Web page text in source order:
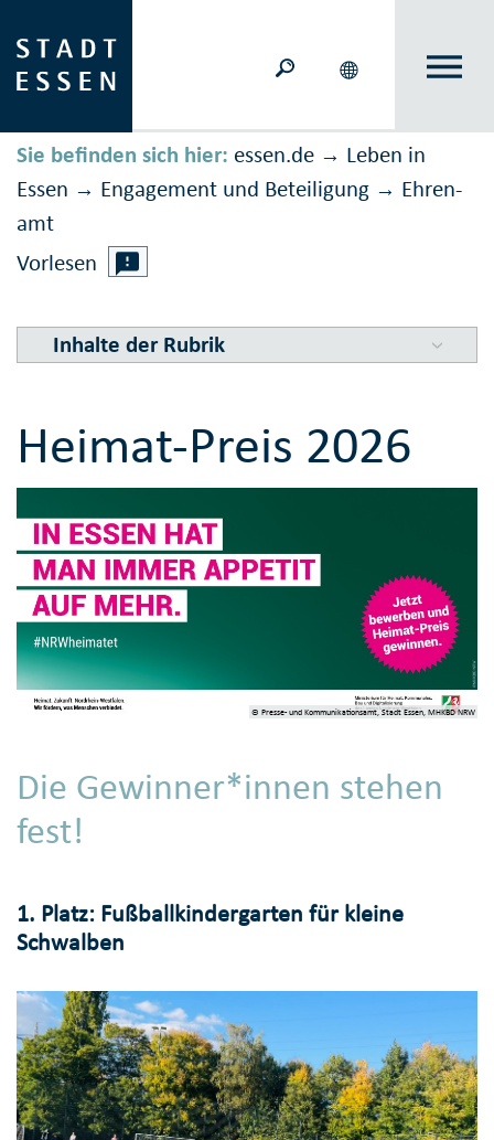
Sie befinden sich hier: essen.de → Leben in
Essen → Engagement und Beteiligung → Ehren­
amt
Vorlesen
Inhalte der Rubrik
Heimat-Preis 2026
© Presse- und Kommunikationsamt, Stadt Essen, MHKBD NRW
Die Gewinner*innen stehen
fest!
1. Platz: Fußballkindergarten für kleine
Schwalben